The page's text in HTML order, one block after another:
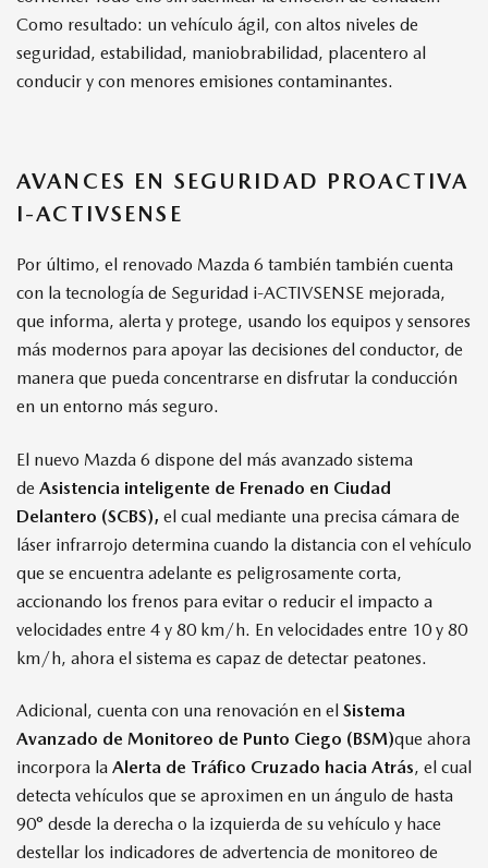
Como resultado: un vehículo ágil, con altos niveles de
seguridad, estabilidad, maniobrabilidad, placentero al
conducir y con menores emisiones contaminantes.
AVANCES EN SEGURIDAD PROACTIVA
I-ACTIVSENSE
Por último, el renovado Mazda 6 también también cuenta
con la tecnología de Seguridad i-ACTIVSENSE mejorada,
que informa, alerta y protege, usando los equipos y sensores
más modernos para apoyar las decisiones del conductor, de
manera que pueda concentrarse en disfrutar la conducción
en un entorno más seguro.
El nuevo Mazda 6 dispone del más avanzado sistema
de Asistencia inteligente de Frenado en Ciudad
Delantero (SCBS), el cual mediante una precisa cámara de
láser infrarrojo determina cuando la distancia con el vehículo
que se encuentra adelante es peligrosamente corta,
accionando los frenos para evitar o reducir el impacto a
velocidades entre 4 y 80 km/h. En velocidades entre 10 y 80
km/h, ahora el sistema es capaz de detectar peatones.
Adicional, cuenta con una renovación en el Sistema
Avanzado de Monitoreo de Punto Ciego (BSM)que ahora
incorpora la Alerta de Tráfico Cruzado hacia Atrás, el cual
detecta vehículos que se aproximen en un ángulo de hasta
90° desde la derecha o la izquierda de su vehículo y hace
destellar los indicadores de advertencia de monitoreo de